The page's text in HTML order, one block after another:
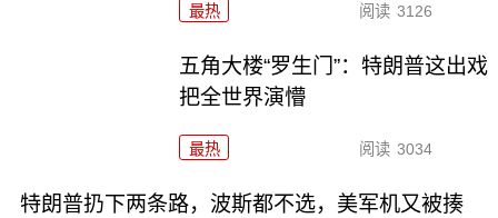
最热 阅读 3126
五角大楼“罗生门”：特朗普这出戏
把全世界演懵
最热 阅读 3034
特朗普扔下两条路，波斯都不选，美军机又被揍